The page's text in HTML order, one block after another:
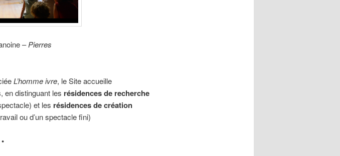
–Pierres
L’homme ivre, le Site accueille
en distinguant les résidences de recherche
et les résidences de création
ou d’un spectacle fini)
•